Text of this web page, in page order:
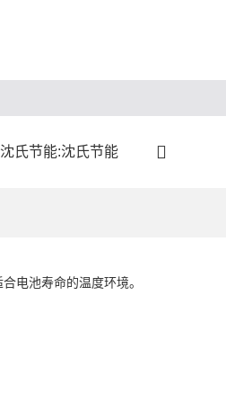
沈氏节能:沈氏节能
电池寿命的温度环境。